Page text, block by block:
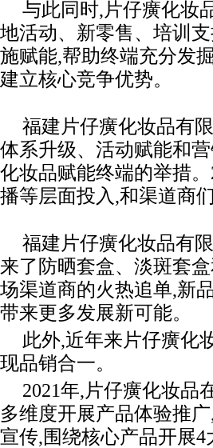
与此同时,片仔癀化妆
地活动、新零售、培训
施赋能,帮助终端充分发
建立核心竞争优势。
福建片仔癀化妆品有
体系升级、活动赋能和
化妆品赋能终端的举措
播等层面投入,和渠道商
福建片仔癀化妆品有
来了防晒套盒、淡斑套
场渠道商的火热追单,新
带来更多发展新可能。
此外,近年来片仔癀化
现品销合一。
2021年,片仔癀化妆品
多维度开展产品体验推
宣传,围绕核心产品开展